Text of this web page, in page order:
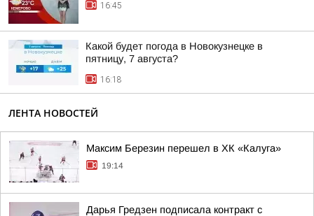
16:45
Какой будет погода в Новокузнецке в
пятницу, 7 августа?
16:18
ЛЕНТА НОВОСТЕЙ
Максим Березин перешел в ХК «Калуга»
19:14
Дарья Гредзен подписала контракт с